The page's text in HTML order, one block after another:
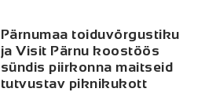
Pärnumaa toiduvõrgustiku
ja Visit Pärnu koostöös
sündis piirkonna maitseid
tutvustav piknikukott